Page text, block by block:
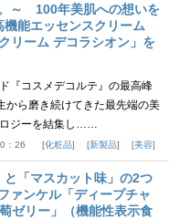
～ 100年美肌への想いを
能エッセンスクリーム
リーム デコラシオン」を
『コスメデコルテ』の最高峰
から磨き続けてきた最先端の美
ロジーを結集し……
：26 化粧品 新製品 美容
「マスカット味」の2つ
ァンケル「ディープチャ
ゼリー」（機能性表示食